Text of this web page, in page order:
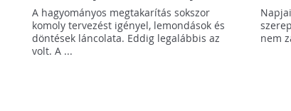
MagNet Bank új online megtakarítási
programot indított
A hagyományos megtakarítás sokszor
komoly tervezést igényel, lemondások és
döntések láncolata. Eddig legalábbis az
volt. A ...
nem